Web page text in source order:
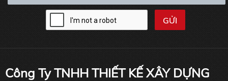
Công Ty TNHH THIẾT KẾ XÂY DỰNG